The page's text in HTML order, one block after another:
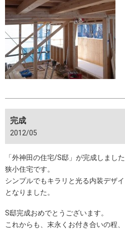
完成
2012/05
「外神田の住宅/S邸」が完成しまし
狭小住宅です。
シンプルでもキラリと光る内装デザ
となりました。
S邸完成おめでとうございます。
これからも、末永くお付き合いの程